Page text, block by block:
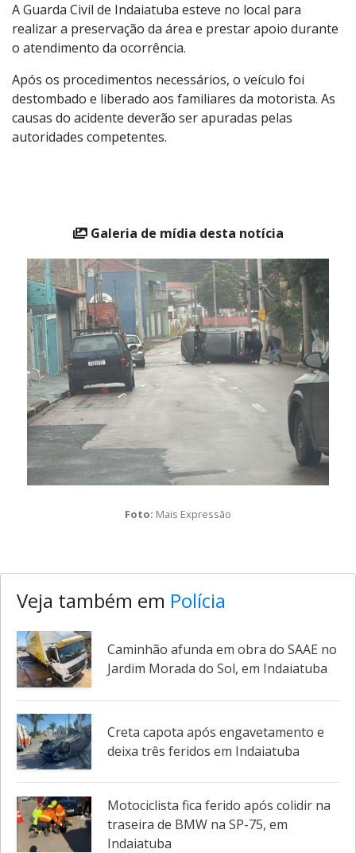
A Guarda Civil de Indaiatuba esteve no local para
realizar a preservação da área e prestar apoio durante
o atendimento da ocorrência.
Após os procedimentos necessários, o veículo foi
destombado e liberado aos familiares da motorista. As
causas do acidente deverão ser apuradas pelas
autoridades competentes.
Galeria de mídia desta notícia
Foto: Mais Expressão
Veja também em Polícia
Caminhão afunda em obra do SAAE no
Jardim Morada do Sol, em Indaiatuba
Creta capota após engavetamento e
deixa três feridos em Indaiatuba
Motociclista fica ferido após colidir na
traseira de BMW na SP-75, em
Indaiatuba